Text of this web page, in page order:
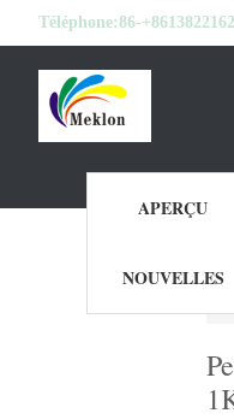
Téléphone:86-
APERÇU
NOUVELLES